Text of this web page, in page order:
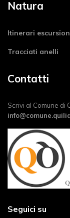
Natura
Itinerari
Tracciati anelli
Contatti
Scrivi al Comune di
Seguici su